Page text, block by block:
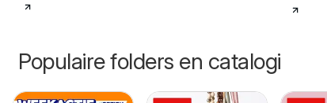
Populaire folders en catalogi